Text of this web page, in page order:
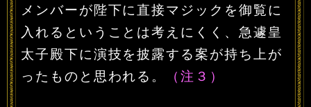
メンバーが陛下に直接マジックを御覧に
入れるということは考えにくく、急遽皇
太子殿下に演技を披露する案が持ち上が
ったものと思われる。
（注３）